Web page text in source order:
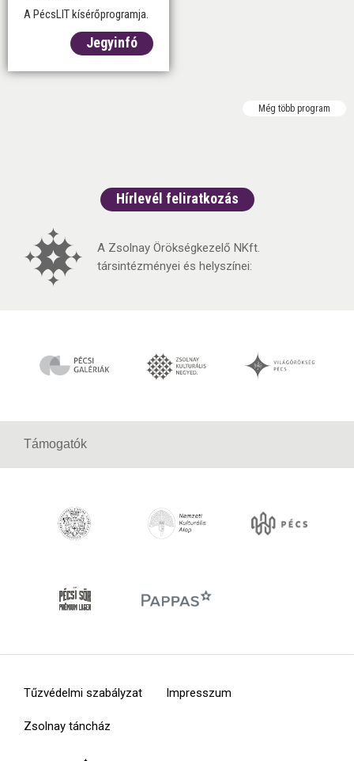
A PécsLIT kísérőprogramja.
Jegyinfó
Még több program
Hírlevél feliratkozás
A Zsolnay Örökségkezelő NKft.
társintézményei és helyszínei:
Támogatók
Tűzvédelmi szabályzat Impresszum
Zsolnay táncház